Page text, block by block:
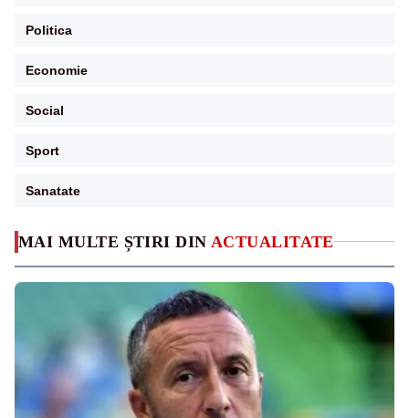
MAI MULTE ȘTIRI DIN ACTUALITATE
Politica
Economie
Social
Sport
Sanatate